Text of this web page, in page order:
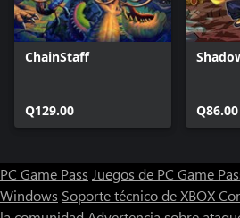
ChainStaff
Q129.00 Q86.00
PC Game Pass Juegos de PC Game
Windows Soporte técnico de XBOX